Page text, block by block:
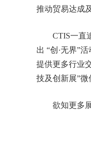
推动贸易达成
CTIS一直
出 “创·无界”
提供更多行业
技及创新展”微
欲知更多